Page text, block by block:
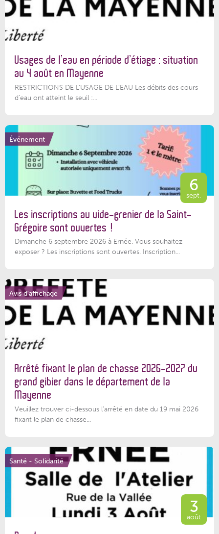
Usages de l’eau en période d’étiage : situation
au 4 août en Mayenne
RESTRICTIONS DE L’USAGE DE L’EAU Les débits des cours
d'eau ont atteint le seuil :...
Événement
6
sept.
Les inscriptions au vide-grenier de la Saint-
Grégoire sont ouvertes !
Dimanche 6 septembre 2026 à Ernée. Vous souhaitez
exposer ? Les inscriptions sont ouvertes. Inscription...
Avis d'affichage
Arrêté fixant le plan de chasse 2026-2027 du
grand gibier dans le département de la
Mayenne
Veuillez trouver ci-dessous l’arrêté en date du 19 mai 2026
fixant le plan de chasse...
Santé - Solidarité
3
août